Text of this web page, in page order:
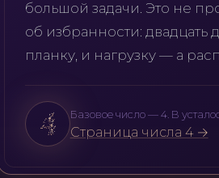
большой задачи. Это не
об избранности:
планку, и нагрузку — а
Базовое число — 4. В
Страница числа 4 →